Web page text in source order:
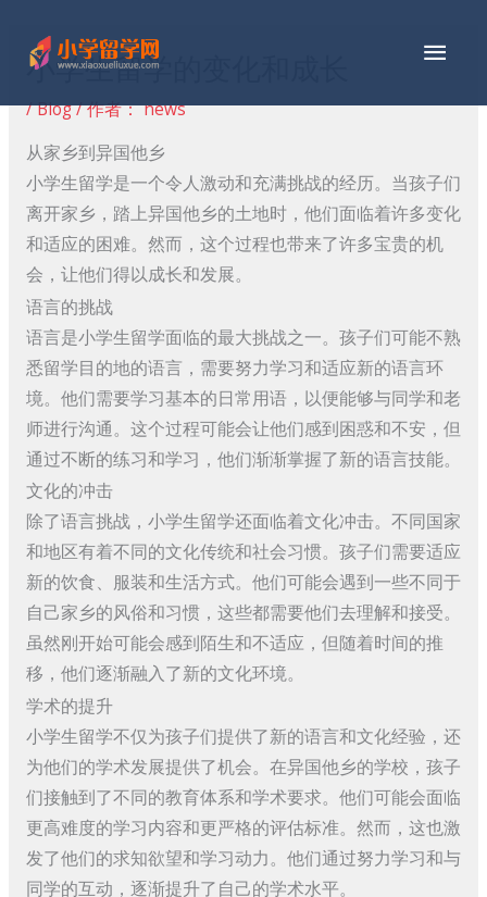
容
主
小学生留学的变化和成长
/Blog/ 作者：news
从家乡到异国他乡
小学生留学是一个令人激动和充满挑战的经历。当孩子们
离开家乡，踏上异国他乡的土地时，他们面临着许多变化
和适应的困难。然而，这个过程也带来了许多宝贵的机
会，让他们得以成长和发展。
语言的挑战
语言是小学生留学面临的最大挑战之一。孩子们可能不熟
悉留学目的地的语言，需要努力学习和适应新的语言环
境。他们需要学习基本的日常用语，以便能够与同学和老
师进行沟通。这个过程可能会让他们感到困惑和不安，但
通过不断的练习和学习，他们渐渐掌握了新的语言技能。
文化的冲击
除了语言挑战，小学生留学还面临着文化冲击。不同国家
和地区有着不同的文化传统和社会习惯。孩子们需要适应
新的饮食、服装和生活方式。他们可能会遇到一些不同于
自己家乡的风俗和习惯，这些都需要他们去理解和接受。
虽然刚开始可能会感到陌生和不适应，但随着时间的推
移，他们逐渐融入了新的文化环境。
学术的提升
小学生留学不仅为孩子们提供了新的语言和文化经验，还
为他们的学术发展提供了机会。在异国他乡的学校，孩子
们接触到了不同的教育体系和学术要求。他们可能会面临
更高难度的学习内容和更严格的评估标准。然而，这也激
发了他们的求知欲望和学习动力。他们通过努力学习和与
同学的互动，逐渐提升了自己的学术水平。